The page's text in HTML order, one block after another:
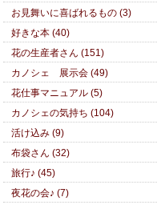
お見舞いに喜ばれるもの (3)
好きな本 (40)
花の生産者さん (151)
カノシェ 展示会 (49)
花仕事マニュアル (5)
カノシェの気持ち (104)
活け込み (9)
布袋さん (32)
旅行♪ (45)
夜花の会♪ (7)